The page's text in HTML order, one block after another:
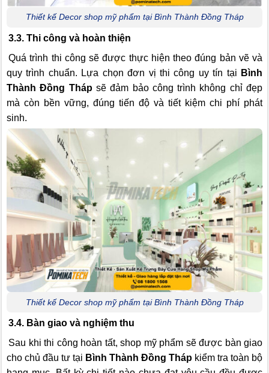
Thiết kế Decor shop mỹ phẩm tại Bình Thành Đồng Tháp
3.3. Thi công và hoàn thiện
Quá trình thi công sẽ được thực hiện theo đúng bản vẽ và
quy trình chuẩn. Lựa chọn đơn vị thi công uy tín tại Bình
Thành Đồng Thápsẽ đảm bảo công trình không chỉ đẹp
mà còn bền vững, đúng tiến độ và tiết kiệm chi phí phát
sinh.
Thiết kế Decor shop mỹ phẩm tại Bình Thành Đồng Tháp
3.4. Bàn giao và nghiệm thu
Sau khi thi công hoàn tất, shop mỹ phẩm sẽ được bàn giao
cho chủ đầu tư tại Bình Thành Đồng Tháp kiểm tra toàn bộ